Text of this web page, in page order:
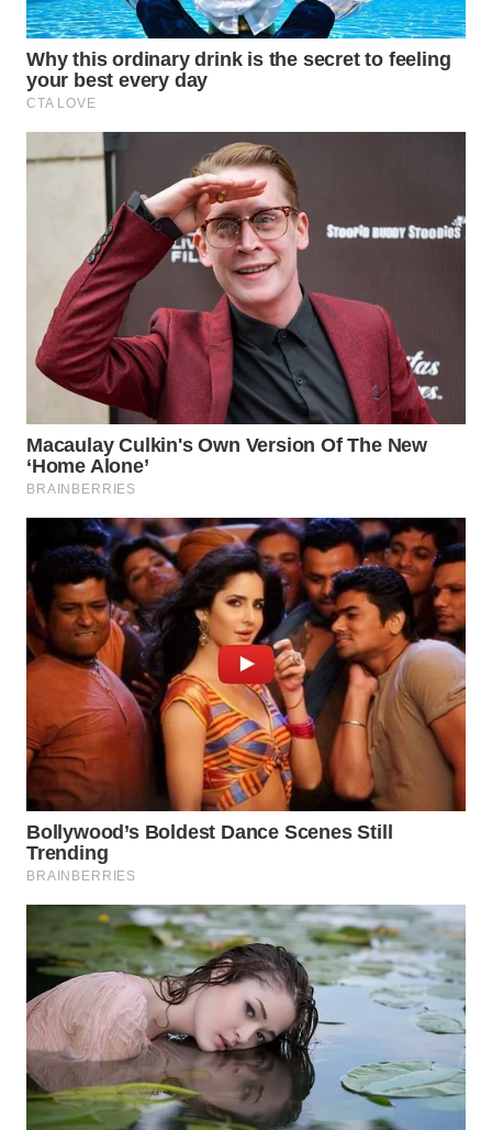
KARO
WN
SIMALUNGUN
WN
LABUHANBATU
TAPANULI
TENGAH
WN DELI
SERDANG
TEBING
TINGGI
WN
PAKPAK
WN
KARAWANG
BEKASI
WN
BOGOR
WN
DEPOK
WN
TAPANULI
UTARA
WN
SAMOSIR
WN